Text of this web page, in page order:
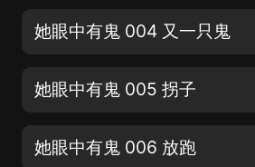
她眼中有鬼 004 又一只鬼
她眼中有鬼 005 拐子
她眼中有鬼 006 放跑